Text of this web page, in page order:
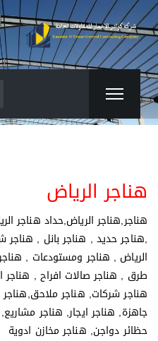
هناجر الرياض
هناجر,هناجر الرياض,حداد هناجر
,هناجر حديد , هناجر بانل ,
الرياض , هناجر ومستودعات ,
طرق , هناجر صالات افراح , هناجر
هناجر شركات, هناجر
جاهزة, هناجر ايجار, هناجر
حظائر دواجن, هناجر مخازن ادوية